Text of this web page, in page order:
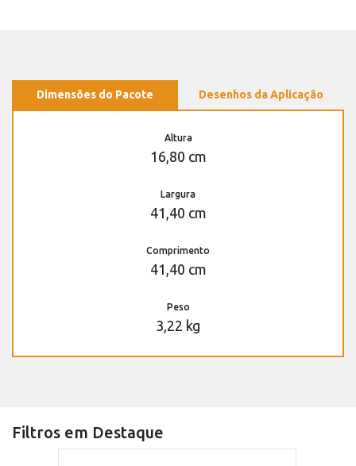
Dimensões do Pacote Desenhos da Aplicação
Altura
16,80 cm
Largura
41,40 cm
Comprimento
41,40 cm
Peso
3,22 kg
Filtros em Destaque